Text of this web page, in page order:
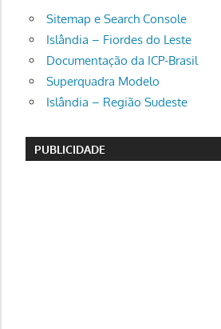
Sitemap e Search Console
Islândia – Fiordes do Leste
Documentação da ICP-Brasil
Superquadra Modelo
Islândia – Região Sudeste
PUBLICIDADE